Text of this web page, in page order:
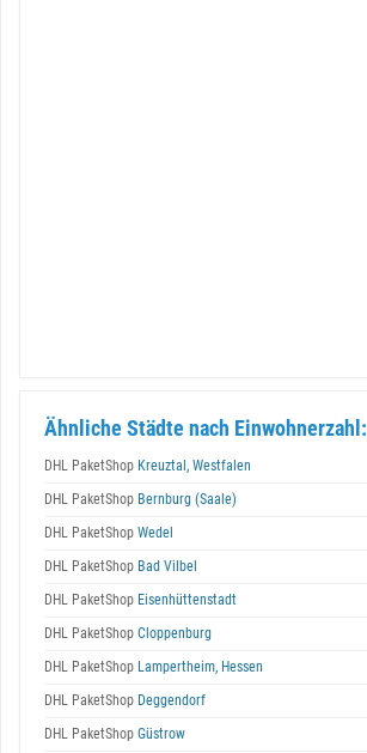
Ähnliche Städte nach Einwohnerzahl:
DHL PaketShop Kreuztal, Westfalen
DHL PaketShop Bernburg (Saale)
DHL PaketShop Wedel
DHL PaketShop Bad Vilbel
DHL PaketShop Eisenhüttenstadt
DHL PaketShop Cloppenburg
DHL PaketShop Lampertheim, Hessen
DHL PaketShop Deggendorf
DHL PaketShop Güstrow